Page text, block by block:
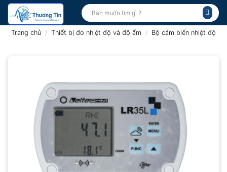
Bỏ
qua
Tìm
kiếm:
Trang chủ / Thiết bị đo nhiệt độ và độ ẩm / Bộ cảm biến nhiệt độ